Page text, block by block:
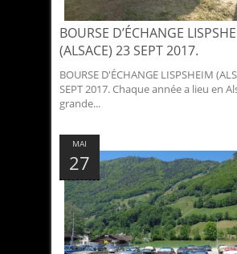
BOURSE D’ÉCHANGE
(ALSACE) 23 SEPT 2017.
BOURSE D'ÉCHANGE LISPSHEIM
SEPT 2017. Chaque année a lieu en
grande...
MAI
27